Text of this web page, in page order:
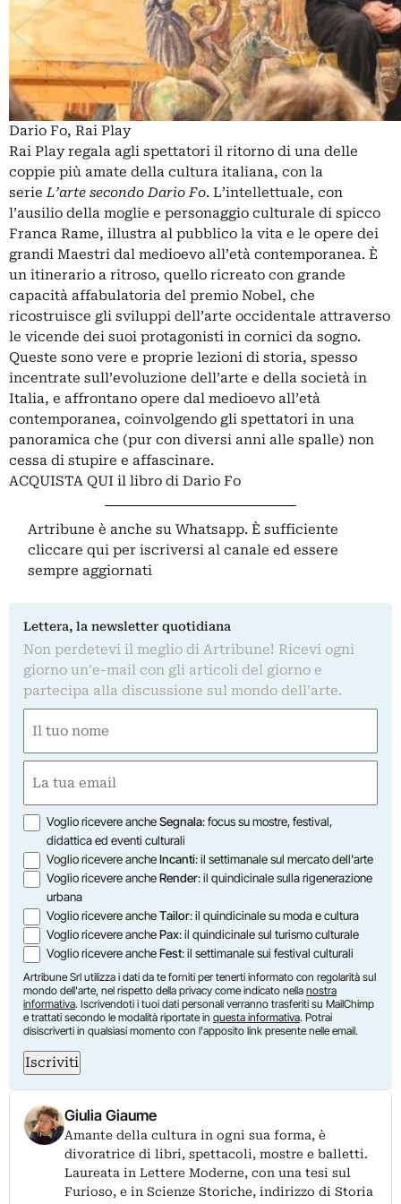
Dario Fo, Rai Play
Rai Play regala agli spettatori il ritorno di una delle
coppie più amate della cultura italiana, con la
serieL’arte secondo Dario Fo. L’intellettuale, con
l’ausilio della moglie e personaggio culturale di spicco
Franca Rame, illustra al pubblico la vita e le opere dei
grandi Maestri dal medioevo all’età contemporanea. È
un itinerario a ritroso, quello ricreato con grande
capacità affabulatoria del premio Nobel, che
ricostruisce gli sviluppi dell’arte occidentale attraverso
le vicende dei suoi protagonisti in cornici da sogno.
Queste sono vere e proprie lezioni di storia, spesso
incentrate sull’evoluzione dell’arte e della società in
Italia, e affrontano opere dal medioevo all’età
contemporanea, coinvolgendo gli spettatori in una
panoramica che (pur con diversi anni alle spalle) non
cessa di stupire e affascinare.
ACQUISTA QUI il libro di Dario Fo
Artribune è anche su Whatsapp. È sufficiente
cliccare qui per iscriversi al canale ed essere
sempre aggiornati
Lettera, la newsletter quotidiana
Non perdetevi il meglio di Artribune! Ricevi ogni
giorno un'e-mail con gli articoli del giorno e
partecipa alla discussione sul mondo dell'arte.
(Obbligatorio)
Nome
(Obbligatorio)
Opzioni
Voglio ricevere ancheSegnala: focus su mostre, festival,
didattica ed eventi culturali
Voglio ricevere ancheIncanti: il settimanale sul mercato dell'arte
Voglio ricevere ancheRender: il quindicinale sulla rigenerazione
urbana
Voglio ricevere ancheTailor: il quindicinale su moda e cultura
Voglio ricevere anchePax: il quindicinale sul turismo culturale
Voglio ricevere ancheFest: il settimanale sui festival culturali
Artribune Srl utilizza i dati da te forniti per tenerti informato con regolarità sul
mondo dell'arte, nel rispetto della privacy come indicato nella nostra
informativa. Iscrivendoti i tuoi dati personali verranno trasferiti su MailChimp
e trattati secondo le modalità riportate in questa informativa. Potrai
disiscriverti in qualsiasi momento con l'apposito link presente nelle email.
Iscriviti
Giulia Giaume
Amante della cultura in ogni sua forma, è
divoratrice di libri, spettacoli, mostre e balletti.
Laureata in Lettere Moderne, con una tesi sul
Furioso, e in Scienze Storiche, indirizzo di Storia